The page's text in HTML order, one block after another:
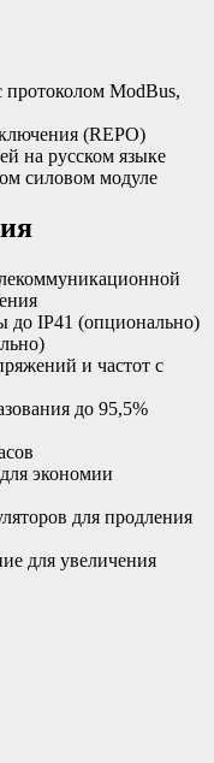
ModBus,
(REPO)
на русском языке
силовом модуле
до IP41 (опционально)
и частот с
до 95,5%
экономии
для продления
для увеличения